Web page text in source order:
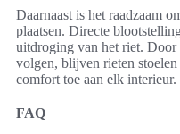
Daarnaast is het raadzaam
plaatsen. Directe
uitdroging van het riet. Door
volgen, blijven rieten
comfort toe aan elk interieur.
FAQ